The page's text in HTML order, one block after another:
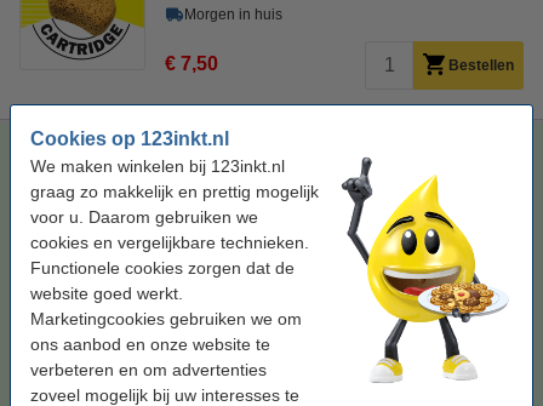
Cookies op 123inkt.nl
We maken winkelen bij 123inkt.nl
graag zo makkelijk en prettig mogelijk
voor u. Daarom gebruiken we
cookies en vergelijkbare technieken.
Functionele cookies zorgen dat de
website goed werkt.
Marketingcookies gebruiken we om
ons aanbod en onze website te
verbeteren en om advertenties
zoveel mogelijk bij uw interesses te
Morgen in huis
€ 7,50 Bestellen
Epson 33XL (T3357) multipack 5 kleuren hoge capaciteit
(123inkt huismerk)
kleur (5x) 79,6 ml multipack C13T33574010
Bekijk de specificaties en omschrijving
Bespaar 58,3%op uw inkt (zonder
Direct leverbaar
Morgen in huis